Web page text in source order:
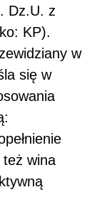
Dz.U. z
KP).
w
się w
wina